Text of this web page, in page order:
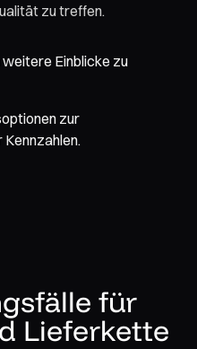
zu treffen.
weitere Einblicke zu
zur
für
Lieferkette